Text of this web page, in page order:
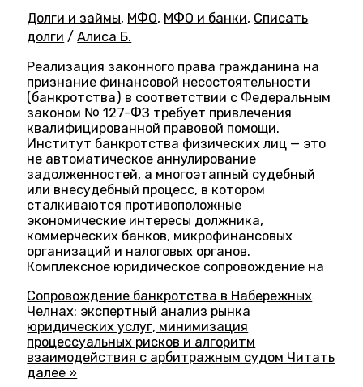
Долги и займы, МФО, МФО и банки, Списать
долги /Алиса Б.
Реализация законного права гражданина на
признание финансовой несостоятельности
(банкротства) в соответствии с Федеральным
законом № 127-ФЗ требует привлечения
квалифицированной правовой помощи.
Институт банкротства физических лиц — это
не автоматическое аннулирование
задолженностей, а многоэтапный судебный
или внесудебный процесс, в котором
сталкиваются противоположные
экономические интересы должника,
коммерческих банков, микрофинансовых
организаций и налоговых органов.
Комплексное юридическое сопровождение на
Сопровождение банкротства в Набережных
Челнах: экспертный анализ рынка
юридических услуг, минимизация
процессуальных рисков и алгоритм
взаимодействия с арбитражным судом Читать
далее »